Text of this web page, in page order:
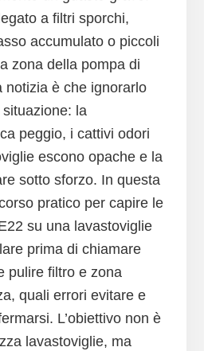
a filtri sporchi,
accumulato o piccoli
zona della pompa di
notizia è che ignorarlo
la
peggio, i cattivi odori
escono opache e la
sotto sforzo. In questa
pratico per capire le
su una lavastoviglie
prima di chiamare
pulire filtro e zona
quali errori evitare e
L’obiettivo non è
lavastoviglie, ma